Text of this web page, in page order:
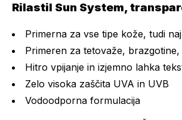
Rilastil Sun System,
Primerna za vse tipe kože, tudi
Primeren za tetovaže,
Hitro vpijanje in izjemno lahka
Zelo visoka zaščita UVA in UVB
Vodoodporna formulacija